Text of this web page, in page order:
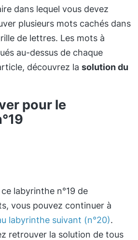
dans lequel vous devez
plusieurs mots cachés dans
de lettres. Les mots à
au-dessus de chaque
découvrez la solution du
pour le
labyrinthe n°19 de
vous pouvez continuer à
labyrinthe suivant (n°20).
retrouver la solution de tous